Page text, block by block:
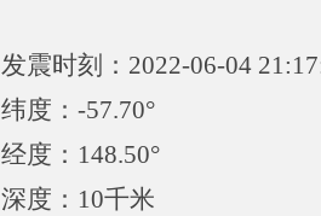
发震时刻：2022-06-04
纬度：-57.70°
经度：148.50°
深度：10千米